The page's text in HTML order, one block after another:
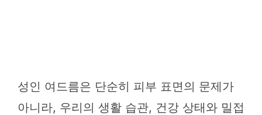
성인 여드름은 단순히 피부 표면의 문제가
아니라, 우리의 생활 습관, 건강 상태와 밀접